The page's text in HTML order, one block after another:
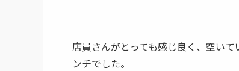
店員さんがとっても感じ良く、空い
ンチでした。